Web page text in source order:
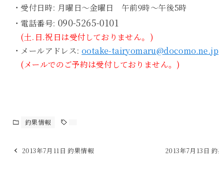
・受付日時: 月曜日～金曜日 午前9時～午後5時
・電話番号: 090-5265-0101
(土.日.祝日は受付しておりません。)
・メールアドレス: ootake-tairyomaru@docomo.ne.jp
(メールでのご予約は受付しておりません。)
釣果情報
2013年7月11日 釣果情報 2013年7月13日